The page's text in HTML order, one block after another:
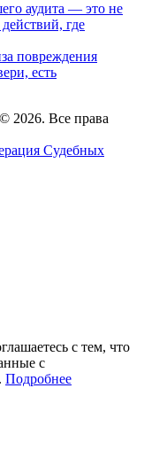
аудита — это не
где
повреждения
есть
Все права
Судебных
с тем, что
с
Подробнее